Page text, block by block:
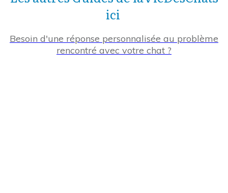
ici
Besoin d'une réponse personnalisée au problème
rencontré avec votre chat ?